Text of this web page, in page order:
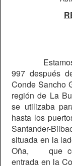
997 después
Conde Sancho
región de La
se utilizaba
hasta los
Santander-
situada en la
Oña,
que
entrada en la